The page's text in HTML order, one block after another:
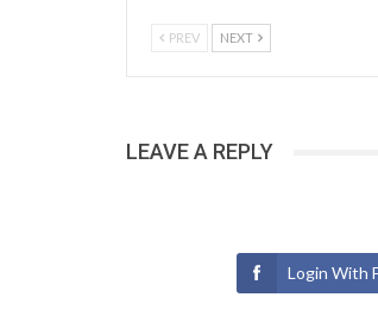
PREV NEXT
LEAVE A REPLY
Login With